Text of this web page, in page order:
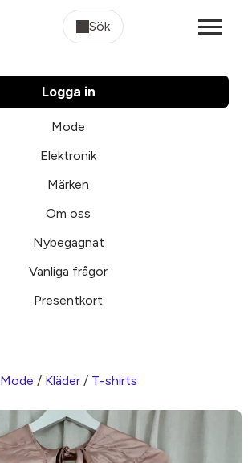
Sök
Logga in
Mode
Elektronik
Märken
Om oss
Nybegagnat
Vanliga frågor
Presentkort
Mode / Kläder / T-shirts